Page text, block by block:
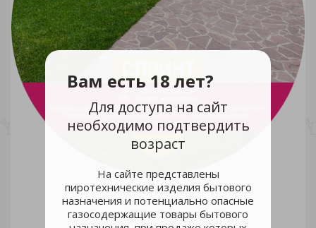
Вам есть 18 лет?
Для доступа на сайт
необходимо подтвердить
возраст
На сайте представлены
пиротехнические изделия бытового
назначения и потенциально опасные
газосодержащие товары бытового
Газон LISTOK Спринт 1кг /20